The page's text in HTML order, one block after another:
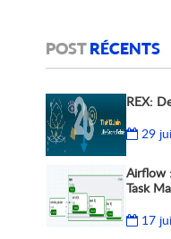
POSTRÉCENTS
REX:
29
Airflow
Task
17